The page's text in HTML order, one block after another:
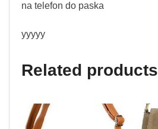
na telefon do paska
yyyyy
Related products